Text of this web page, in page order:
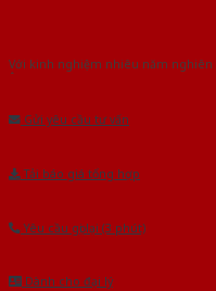
Với kinh nghiệm nhiêu năm
Gửi yêu cầu tư vấn
Tải báo giá tổng hợp
Yêu cầu gọi lại (3 phút)
Dành cho đại lý